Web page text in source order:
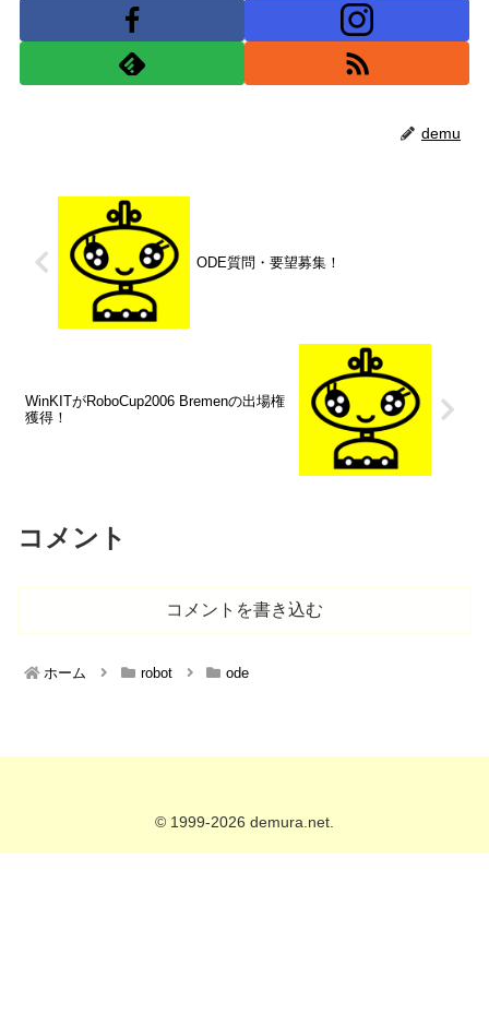
demu
ODE質問・要望募集！
WinKITがRoboCup2006 Bremenの出場権
獲得！
コメント
コメントを書き込む
ホーム robot ode
© 1999-2026 demura.net.